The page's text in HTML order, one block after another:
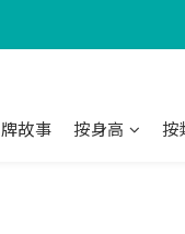
故事 按身高 按